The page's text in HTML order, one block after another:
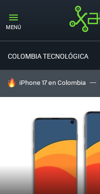
MENÚ
COLOMBIA TECNOLÓGICA
HOY SE HABLA DE
iPhone 17 en Colombia